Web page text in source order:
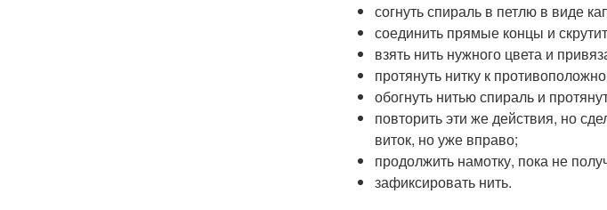
согнуть спираль в петлю в виде
соединить прямые концы и
взять нить нужного цвета и
протянуть нитку к
обогнуть нитью спираль и
повторить эти же действия, но
виток, но уже вправо;
продолжить намотку, пока не
зафиксировать нить.